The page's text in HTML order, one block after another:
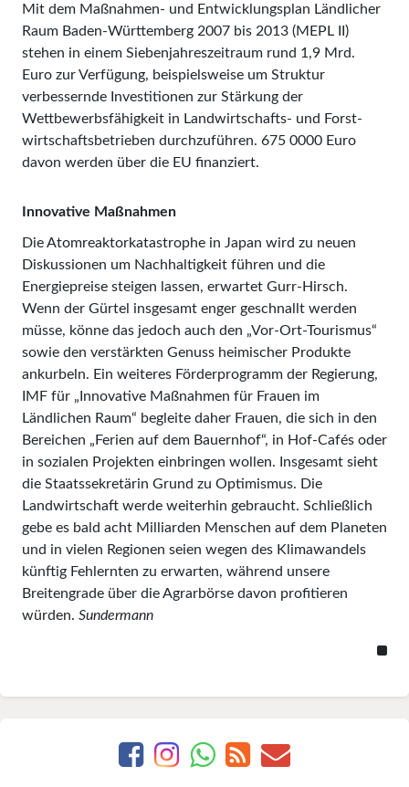
Mit dem Maßnahmen- und Entwicklungsplan Ländlicher
Raum Baden-Württemberg 2007 bis 2013 (MEPL II)
stehen in einem Siebenjahreszeitraum rund 1,9 Mrd.
Euro zur Verfügung, beispielsweise um Struktur
verbessernde Investitionen zur Stärkung der
Wettbewerbsfähigkeit in Landwirtschafts- und Forst­
wirt­schafts­­­betrieben durchzuführen. 675 0000 Euro
davon werden über die EU finanziert.
Innovative Maßnahmen
Die Atomreaktorkatastrophe in Japan wird zu neuen
Diskussionen um Nachhaltigkeit führen und die
Energiepreise steigen lassen, erwartet Gurr-Hirsch.
Wenn der Gürtel insgesamt enger geschnallt werden
müsse, könne das jedoch auch den „Vor-Ort-Tourismus“
sowie den verstärkten Genuss heimischer Produkte
ankurbeln. Ein weiteres Förderprogramm der Regierung,
IMF für „Innovative Maßnahmen für Frauen im
Ländlichen Raum“ begleite daher Frauen, die sich in den
Bereichen „Ferien auf dem Bauernhof“, in Hof-Cafés oder
in sozialen Projekten einbringen wollen. Insgesamt sieht
die Staatssekretärin Grund zu Optimismus. Die
Landwirtschaft werde weiterhin gebraucht. Schließlich
gebe es bald acht Milliarden Menschen auf dem Planeten
und in vielen Regionen seien wegen des Klimawandels
künftig Fehlernten zu erwarten, während unsere
Breitengrade über die Agrarbörse davon profitieren
würden. Sundermann